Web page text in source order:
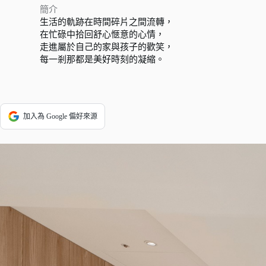
簡介
生活的軌跡在時間碎片之間流轉，
在忙碌中拾回舒心愜意的心情，
走進屬於自己的家與孩子的歡笑，
每一剎那都是美好時刻的凝縮。
加入為 Google 偏好來源